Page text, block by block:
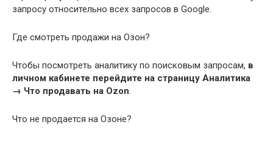
запросу относительно всех запросов в Google.
Где смотреть продажи на Озон?
Чтобы посмотреть аналитику по поисковым запросам, в
личном кабинете перейдите на страницу Аналитика
→ Что продавать на Ozon.
Что не продается на Озоне?